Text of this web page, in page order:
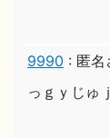
9990 : 匿名
っｇｙじゅ